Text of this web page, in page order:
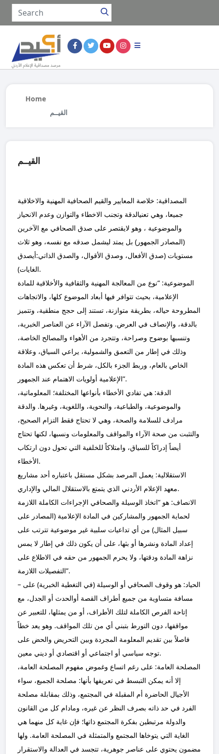
Home
القيــم
القيــم
المصداقية: خلاصة المعايير والقيم الصحافية المهنية والاخلاقية
جميعا، وهي تعنيالدقة وتجنب الاخطاء والتوازن وعدم الانحياز
والموضوعية ، وهو لايقتصر على صدق الصحافي مع الآخرين
(المصادر الجمهور) بل يمتد ليشمل صدقه مع نفسه، وهو ثلاث
مستويات (صدق الأفعال، وصدق الأقوال، والصدق الذاتي:أيصدق
الغايات).
الموضوعية: “نوع من المعالجة المهنية والثقافية والأخلاقية للمادة
الإعلامية، بحيث تتوافر فيها أبعاد الموضوع كلها، والاتجاهات
المطروحة حياله، بطريقة متوازنة، تستند إلى حجج منطقية، وتتميز
بالدقة، والإنصاف في العرض. وتفصل الآراء عن العناصر الخبرية،
وتنسبها بوضوح وصراحة، وتتجرد من الأهواء والمصالح الخاصة،
وذلك في إطار من التعمق والشمولية، يراعي السياق، وعلاقة
الخاص بالعام، وربط الجزء بالكل، شرط أن تعكس هذه المادة
الإعلامية أولويات الاهتمام عند الجمهور”.
الدقة: هي تفادي الأخطاء بأنواعها المختلفة؛ المعلوماتية،
والموضوعية، والطباعية، والنحوية، واللغوية، وغيرها. والدقة
مرادف للسلامة والصحة، وهي لا تحتاج فقط التزام الصحيح،
والتثبت من صحة الآراء والمواقف والمعلومات ونسبها، لكنها تحتاج
أيضاً إدراكاً للسياق، وامتلاكاً للخلفية التي تحول دون ارتكاب
الأخطاء.
الاستقلالية: يعمل المرصد بشكل مستقل باعتباره أحد مشاريع
معهد الإعلام الأردني الذي يتمتع بالاستقلال المالي والإداري.
الانصاف: هو “اتخاذ الوسيلة والصحافي الإجراءات الكاملة اللازمة
لحماية الجمهور والمشاركين في المادة الإعلامية (المصادر على
سبيل المثال) من أي تداعيات سلبية غير موضوعية تترتب على
إعداد المادة ونشرها أو بثها، على أن يكون ذلك في إطار لا يمس
نزاهة المادة ودقتها، ولا يحرم الجمهور من حقه في الاطلاع على
التفصيلات اللازمة”.
– الحياد: هو وقوف الصحافي أو الوسيلة (في التغطية الخبرية) على
مسافة متساوية من جميع أطراف القصة أوالحدث أو الجدل، مع
إتاحة الفرص الكاملة لتلك الأطراف، أو من يمثلها، للتعبير عن
مواقفها، دون التورط بتبني أي من تلك المواقف. وهو يعد خطاً
فاصلاً بين تقديم المعلومة المجردة وبين التحريض والحض على
توجه سياسي أو اجتماعي أو اقتصادي أو ديني معين.
المصلحة العامة: على رغم اتساع وغموض مفهوم المصلحة العامة،
إلا أنه يمكن التبسط في تعريفها بأنها: مصلحة الجميع، سواء
الأجيال الحاضرة أم المقبلة في المجتمع، وذلك بمقابلة مصلحة
الفرد في حد ذاته بصرف النظر عن غيره، ومادام كل من القانون
والدولة مرتبطين بفكرة المجتمع ذاتها؛ فإن غاية كل منهما هي
الغاية التي يتوخاها المجتمع والمتمثلة في المصلحة العامة. ولها
مضمون يحتوي على عناصر جوهرية، تتجسد في العدالة والاستقرار